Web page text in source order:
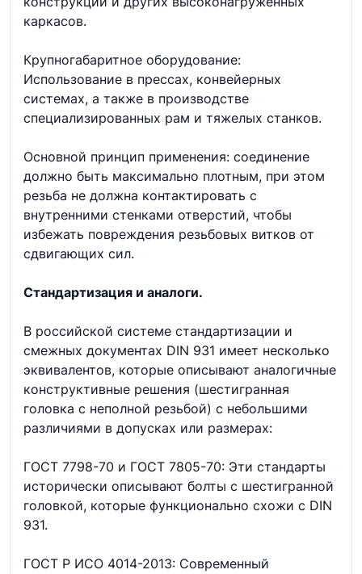
каркасов.
Крупногабаритное оборудование:
Использование в прессах, конвейерных
системах, а также в производстве
специализированных рам и тяжелых станков.
Основной принцип применения: соединение
должно быть максимально плотным, при этом
резьба не должна контактировать с
внутренними стенками отверстий, чтобы
избежать повреждения резьбовых витков от
сдвигающих сил.
Стандартизация и аналоги.
В российской системе стандартизации и
смежных документах DIN 931 имеет несколько
эквивалентов, которые описывают аналогичные
конструктивные решения (шестигранная
головка с неполной резьбой) с небольшими
различиями в допусках или размерах:
ГОСТ 7798-70 и ГОСТ 7805-70: Эти стандарты
исторически описывают болты с шестигранной
головкой, которые функционально схожи с DIN
931.
ГОСТ Р ИСО 4014-2013: Современный